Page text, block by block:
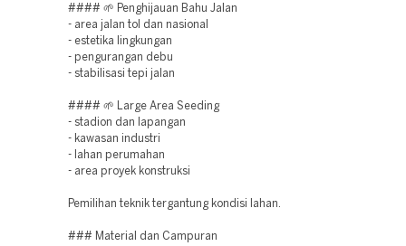
#### 🌱 Penghijauan Bahu Jalan
- area jalan tol dan nasional
- estetika lingkungan
- pengurangan debu
- stabilisasi tepi jalan
#### 🌱 Large Area Seeding
- stadion dan lapangan
- kawasan industri
- lahan perumahan
- area proyek konstruksi
Pemilihan teknik tergantung kondisi lahan.
### Material dan Campuran